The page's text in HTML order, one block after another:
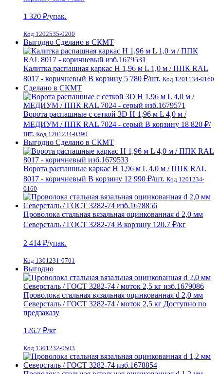
1 320 ₽/упак.
Код 1202535-0200
Выгодно Сделано в СКМТ
Калитка распашная каркас Н 1,96 м L 1,0 м / ППК RAL
8017 - коричневый В корзину 5 780 ₽/шт. Код 1201134-0160
Сделано в СКМТ
Ворота распашные с сеткой 3D Н 1,96 м L 4,0 м /
МЕДИУМ / ППК RAL 7024 - серый В корзину 18 820 ₽/
шт. Код 1201234-0390
Выгодно Сделано в СКМТ
Ворота распашные каркас Н 1,96 м L 4,0 м / ППК RAL
8017 - коричневый В корзину 12 990 ₽/шт. Код 1201234-
0160
Проволока стальная вязальная оцинкованная d 2,0 мм
Северсталь / ГОСТ 3282-74 В корзину 120.7 ₽/кг
2 414 ₽/упак.
Код 1301231-0701
Выгодно
Проволока стальная вязальная оцинкованная d 2,0 мм
Северсталь / ГОСТ 3282-74 / моток 2,5 кг Доступно по
предзаказу
126.7 ₽/кг
Код 1301232-0503